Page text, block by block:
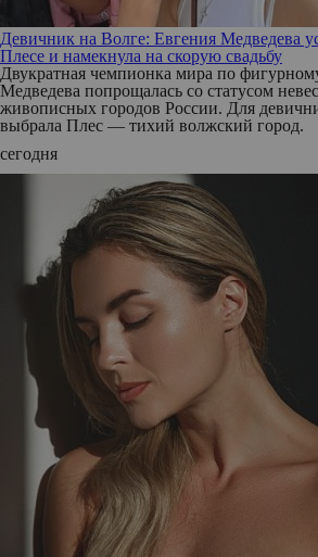
Девичник на Волге: Евгения Медведева
Плесе и намекнула на скорую свадьбу
Двукратная чемпионка мира по
Медведева попрощалась со статусом
живописных городов России. Для
выбрала Плес — тихий волжский город.
сегодня